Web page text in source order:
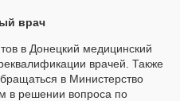
врач
в Донецкий медицинский
врачей. Также
в Министерство
в решении вопроса по